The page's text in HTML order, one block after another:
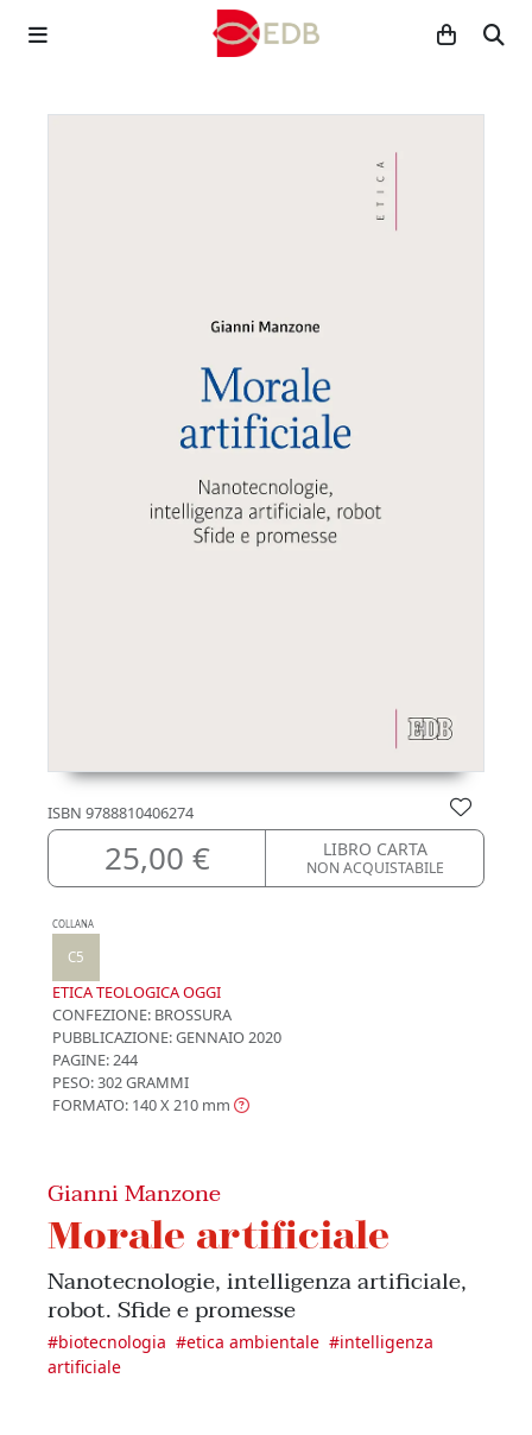
ISBN 9788810406274
25,00 € LIBRO CARTA
NON ACQUISTABILE
COLLANA
C5
ETICA TEOLOGICA OGGI
CONFEZIONE: BROSSURA
PUBBLICAZIONE:GENNAIO 2020
PAGINE: 244
PESO: 302 GRAMMI
FORMATO: 140 X 210 mm
Gianni Manzone
Morale artificiale
Nanotecnologie, intelligenza artificiale,
robot. Sfide e promesse
#biotecnologia #etica ambientale #intelligenza
artificiale